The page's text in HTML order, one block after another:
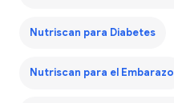
Nutriscan para Diabetes
Nutriscan para el Embarazo